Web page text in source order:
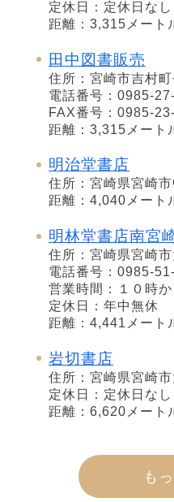
定休日：定休日なし
距離：3,315メート
田中図書販売
住所：宮崎市吉村
電話番号：0985-
FAX番号：0985-
距離：3,315メート
明治堂書店
住所：宮崎県宮崎
距離：4,040メート
明林堂書店南宮
住所：宮崎県宮崎
電話番号：0985-
営業時間：１０時
定休日：年中無休
距離：4,441メート
岩切書店
住所：宮崎県宮崎
定休日：定休日なし
距離：6,620メート
も